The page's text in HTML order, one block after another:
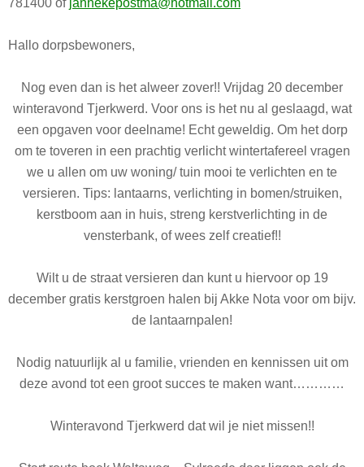
Hallo dorpsbewoners,
Nog even dan is het alweer zover!! Vrijdag 20 december
winteravond Tjerkwerd. Voor ons is het nu al geslaagd, wat
een opgaven voor deelname! Echt geweldig. Om het dorp
om te toveren in een prachtig verlicht wintertafereel vragen
we u allen om uw woning/ tuin mooi te verlichten en te
versieren. Tips: lantaarns, verlichting in bomen/struiken,
kerstboom aan in huis, streng kerstverlichting in de
vensterbank, of wees zelf creatief!!
Wilt u de straat versieren dan kunt u hiervoor op 19
december gratis kerstgroen halen bij Akke Nota voor om bijv.
de lantaarnpalen!
Nodig natuurlijk al u familie, vrienden en kennissen uit om
deze avond tot een groot succes te maken want…………
Winteravond Tjerkwerd dat wil je niet missen!!